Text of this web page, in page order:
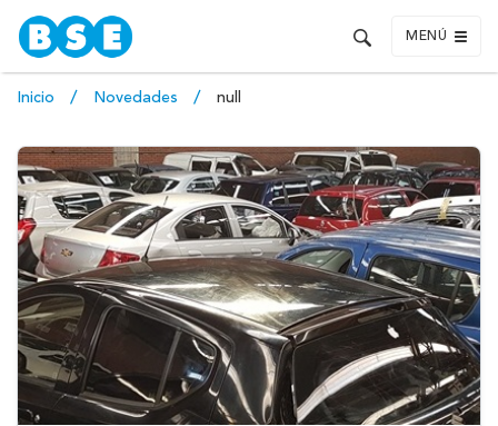
MENÚ
Inicio Novedades null